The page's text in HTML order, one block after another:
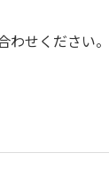
せください。